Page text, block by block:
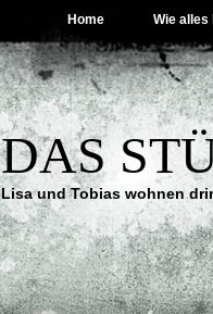
Home Wie alles
DAS
Lisa und Tobias wohnen